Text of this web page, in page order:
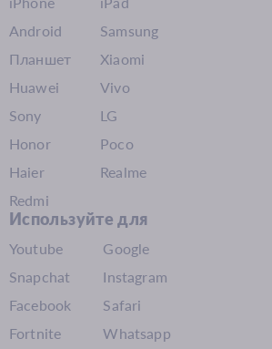
Android
Samsung
Планшет
Xiaomi
Huawei
Vivo
Sony
LG
Honor
Poco
Haier
Realme
Redmi
Используйте для
Youtube
Google
Snapchat
Instagram
Facebook
Safari
Fortnite
Whatsapp